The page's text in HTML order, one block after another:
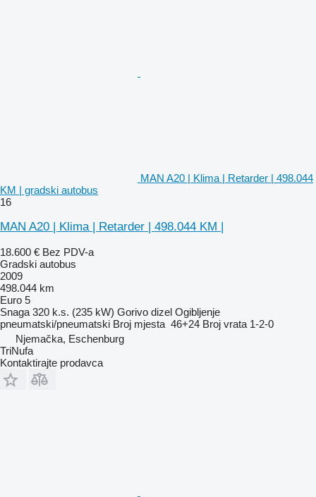
MAN A20 | Klima | Retarder | 498.044
KM | gradski autobus
16
MAN A20 | Klima | Retarder | 498.044 KM |
18.600 € Bez PDV-a
Gradski autobus
2009
498.044 km
Euro 5
Snaga 320 k.s. (235 kW) Gorivo dizel Ogibljenje
pneumatski/pneumatski Broj mjesta 46+24 Broj vrata 1-2-0
Njemačka, Eschenburg
TriNufa
Kontaktirajte prodavca